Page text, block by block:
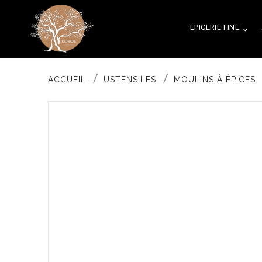

EPICERIE FINE
ACCUEIL USTENSILES MOULINS À ÉPICES